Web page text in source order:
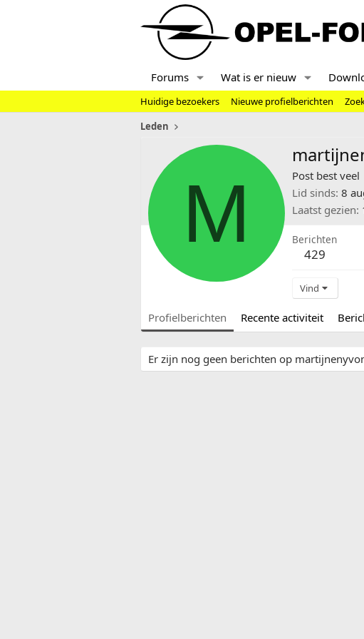
Forums Wat is er nieuw
Huidige bezoekers Nieuwe profielberichten
Leden
M
Post best veel
Lid sinds 8
Laatst gezien
Berichten
429
Vind
Profielberichten Recente activiteit
Er zijn nog geen berichten op